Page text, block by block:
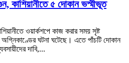
কাশিয়ানীতে ৫ দোকান ভস্মীভূত
ওয়ার্কশপে কাজ করার সময় সৃষ্ট
অগ্নিকাণ্ডের ঘটনা ঘটেছে। এতে পাঁচটি দোকান
দাবি,...